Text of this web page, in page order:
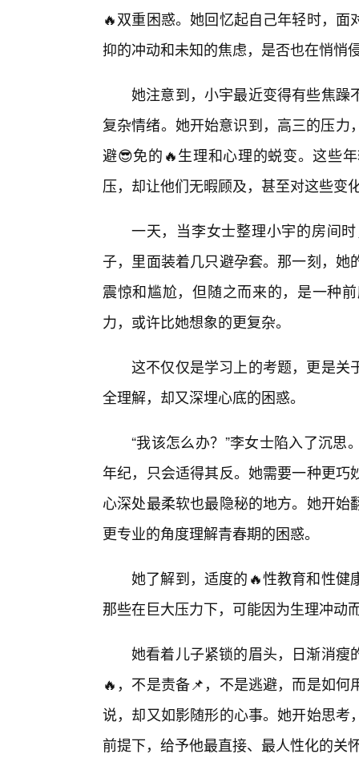
🔥双重困惑。她回忆起自己年轻时，
抑的冲动和未知的焦虑，是否也在悄悄
她注意到，小宇最近变得有些焦躁
复杂情绪。她开始意识到，高三的压
避😎免的🔥生理和心理的蜕变。这些
压，却让他们无暇顾及，甚至对这些变
一天，当李女士整理小宇的房间
子，里面装着几只避孕套。那一刻，
震惊和尴尬，但随之而来的，是一种
力，或许比她想象的更复杂。
这不仅仅是学习上的考题，更是关
全理解，却又深埋心底的困惑。
“我该怎么办？”李女士陷入了沉
年纪，只会适得其反。她需要一种更
心深处最柔软也最隐秘的地方。她开
更专业的角度理解青春期的困惑。
她了解到，适度的🔥性教育和性健
那些在巨大压力下，可能因为生理冲动
她看着儿子紧锁的眉头，日渐消瘦
🔥，不是责备📌，不是逃避，而是如
说，却又如影随形的心事。她开始思
前提下，给予他最直接、最人性化的关